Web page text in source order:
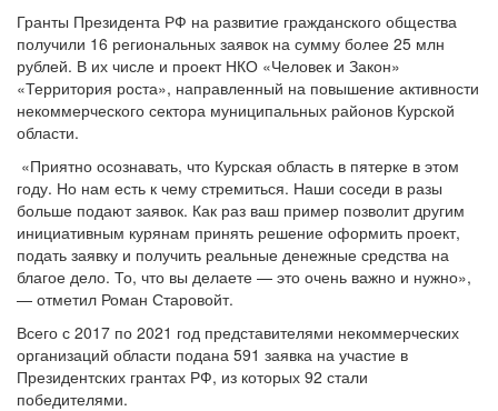
Гранты Президента РФ на развитие гражданского общества
получили 16 региональных заявок на сумму более 25 млн
рублей. В их числе и проект НКО «Человек и Закон»
«Территория роста», направленный на повышение активности
некоммерческого сектора муниципальных районов Курской
области.
«Приятно осознавать, что Курская область в пятерке в этом
году. Но нам есть к чему стремиться. Наши соседи в разы
больше подают заявок. Как раз ваш пример позволит другим
инициативным курянам принять решение оформить проект,
подать заявку и получить реальные денежные средства на
благое дело. То, что вы делаете — это очень важно и нужно»,
— отметил Роман Старовойт.
Всего с 2017 по 2021 год представителями некоммерческих
организаций области подана 591 заявка на участие в
Президентских грантах РФ, из которых 92 стали
победителями.